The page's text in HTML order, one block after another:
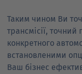
Таким чином Ви
трансмісії, точний
конкретного
встановленими
Ваш бізнес